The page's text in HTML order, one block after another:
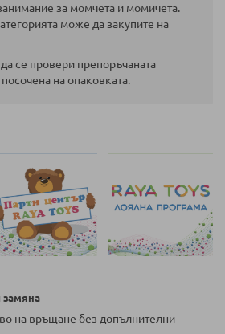
за момчета и момичета.
може да закупите на
се провери препоръчаната
на опаковката.
на връщане без допълнителни